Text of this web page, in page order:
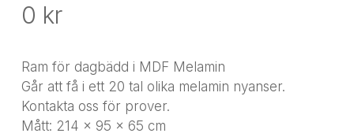
0 kr
Ram för dagbädd i MDF Melamin
Går att få i ett 20 tal olika melamin nyanser.
Kontakta oss för prover.
Mått: 214 x 95 x 65 cm